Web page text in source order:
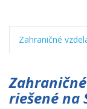
Zahraničné
riešené na